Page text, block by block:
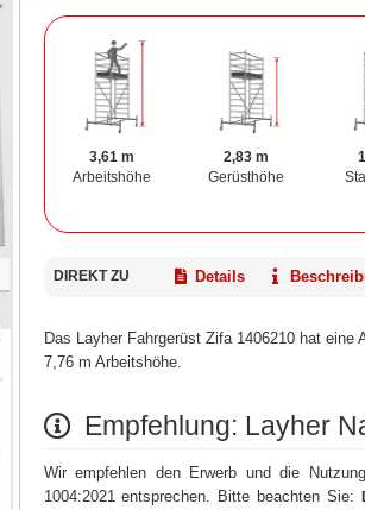
3,61 m
Arbeitshöhe
2,83 m
Gerüsthöhe
DIREKT ZU Details
Das Layher Fahrgerüst Zifa 1406210 hat
7,76 m Arbeitshöhe.
Empfehlung: Layher
Wir empfehlen den Erwerb und die
1004:2021 entsprechen. Bitte beachten Sie: